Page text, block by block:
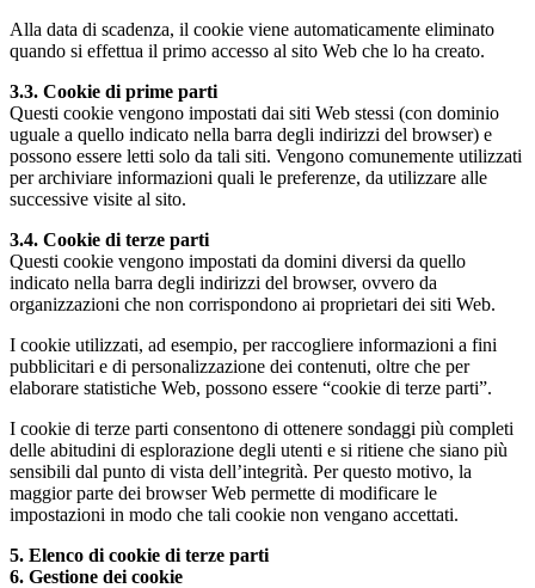
Alla data di scadenza, il cookie viene automaticamente eliminato
quando si effettua il primo accesso al sito Web che lo ha creato.
3.3. Cookie di prime parti
Questi cookie vengono impostati dai siti Web stessi (con dominio
uguale a quello indicato nella barra degli indirizzi del browser) e
possono essere letti solo da tali siti. Vengono comunemente utilizzati
per archiviare informazioni quali le preferenze, da utilizzare alle
successive visite al sito.
3.4. Cookie di terze parti
Questi cookie vengono impostati da domini diversi da quello
indicato nella barra degli indirizzi del browser, ovvero da
organizzazioni che non corrispondono ai proprietari dei siti Web.
I cookie utilizzati, ad esempio, per raccogliere informazioni a fini
pubblicitari e di personalizzazione dei contenuti, oltre che per
elaborare statistiche Web, possono essere “cookie di terze parti”.
I cookie di terze parti consentono di ottenere sondaggi più completi
delle abitudini di esplorazione degli utenti e si ritiene che siano più
sensibili dal punto di vista dell’integrità. Per questo motivo, la
maggior parte dei browser Web permette di modificare le
impostazioni in modo che tali cookie non vengano accettati.
5. Elenco di cookie di terze parti
6. Gestione dei cookie